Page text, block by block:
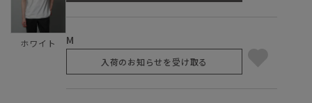
ホワイト M
入荷のお知らせを受け取る